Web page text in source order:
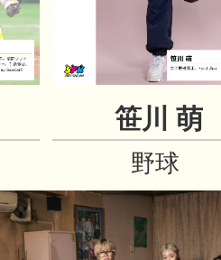
笹川 萌
野球